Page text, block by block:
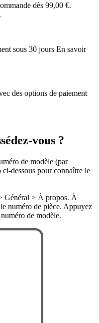
dès 99,00 €.
sous 30 jours En savoir
des options de paiement
vous ?
de modèle (par
dessous pour connaître le
Général > À propos. À
numéro de pièce. Appuyez
de modèle.